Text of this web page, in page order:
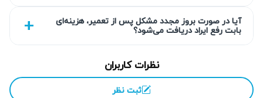
آیا در صورت بروز مجدد مشکل پس از تعمیر، هزینه‌ای
بابت رفع ایراد دریافت می‌شود؟
نظرات کاربران
ثبت نظر